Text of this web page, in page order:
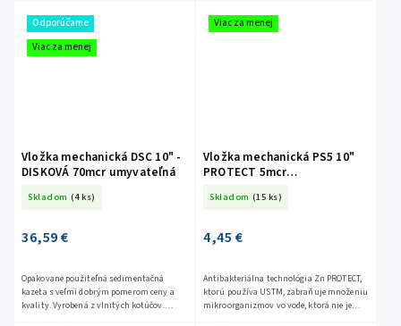
Odporúčame
Viac za menej
Vložka mechanická DSC 10" -
DISKOVÁ 70mcr umyvateľná
Skladom (4 ks)
36,59 €
Opakovane použiteľná sedimentačná
kazeta s veľmi dobrým pomerom ceny a
kvality. Vyrobená z vlnitých kotúčov.
Viac za menej
Vložka mechanická PS5 10"
PROTECT 5mcr
Skladom (15 ks)
4,45 €
Antibakteriálna technológia Zn PROTECT,
ktorú používa USTM, zabraňuje množeniu
mikroorganizmov vo vode, ktorá nie je